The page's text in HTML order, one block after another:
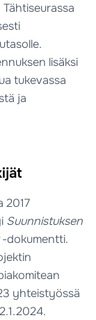
lisäksi
tukevassa
ja
2017
Suunnistuksen
-dokumentti.
yhteistyössä